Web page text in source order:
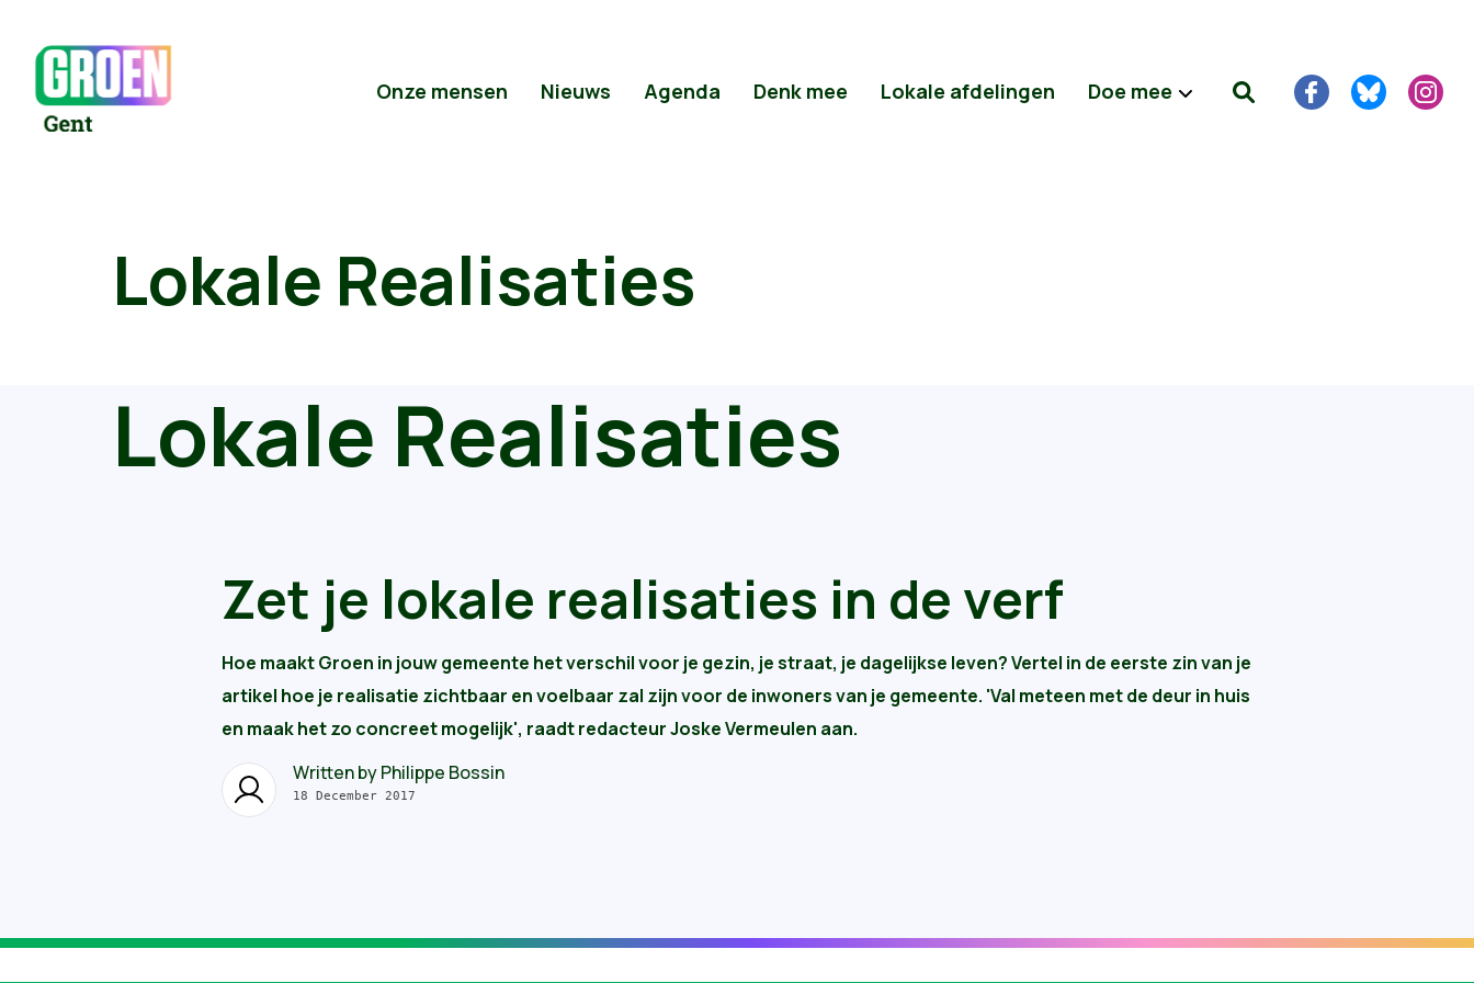
Onze mensen Nieuws Agenda Denk mee Lokale afdelingen Doe mee
Lokale Realisaties
Lokale Realisaties
Zet je lokale realisaties in de verf
Hoe maakt Groen in jouw gemeente het verschil voor je gezin, je straat, je dagelijkse leven? Vertel in de eerste zin van je
artikel hoe je realisatie zichtbaar en voelbaar zal zijn voor de inwoners van je gemeente. 'Val meteen met de deur in huis
en maak het zo concreet mogelijk', raadtredacteur Joske Vermeulen aan.
Written byPhilippe Bossin
18 December 2017